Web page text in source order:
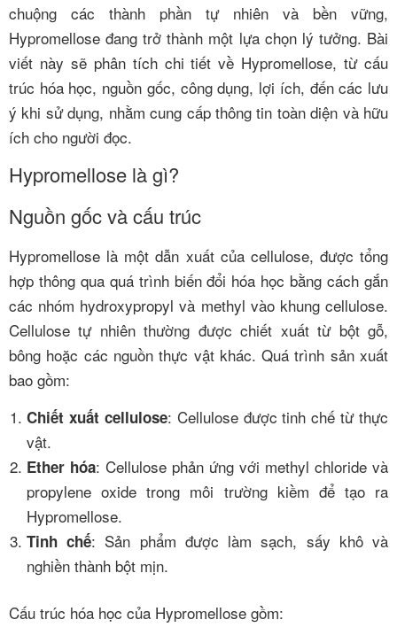
chuộng các thành phần tự nhiên và bền vững,
Hypromellose đang trở thành một lựa chọn lý tưởng. Bài
viết này sẽ phân tích chi tiết về Hypromellose, từ cấu
trúc hóa học, nguồn gốc, công dụng, lợi ích, đến các lưu
ý khi sử dụng, nhằm cung cấp thông tin toàn diện và hữu
ích cho người đọc.
Hypromellose là gì?
Nguồn gốc và cấu trúc
Hypromellose là một dẫn xuất của cellulose, được tổng
hợp thông qua quá trình biến đổi hóa học bằng cách gắn
các nhóm hydroxypropyl và methyl vào khung cellulose.
Cellulose tự nhiên thường được chiết xuất từ bột gỗ,
bông hoặc các nguồn thực vật khác. Quá trình sản xuất
bao gồm:
Chiết xuất cellulose: Cellulose được tinh chế từ thực
vật.
Ether hóa: Cellulose phản ứng với methyl chloride và
propylene oxide trong môi trường kiềm để tạo ra
Hypromellose.
Tinh chế: Sản phẩm được làm sạch, sấy khô và
nghiền thành bột mịn.
Cấu trúc hóa học của Hypromellose gồm: